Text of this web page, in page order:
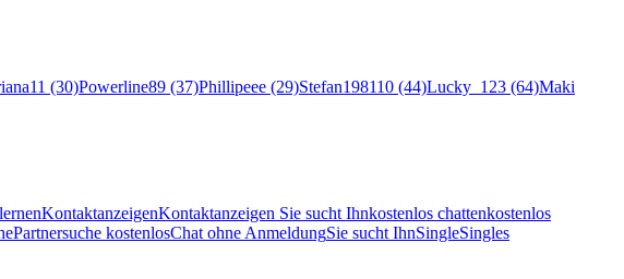
(30)Powerline89 (37)Phillipeee (29)Stefan198110 (44)Lucky_123 (64)Maki
KontaktanzeigenKontaktanzeigen Sie sucht Ihnkostenlos chattenkostenlos
Partnersuche kostenlosChat ohne AnmeldungSie sucht IhnSingleSingles